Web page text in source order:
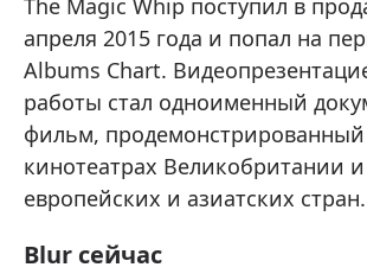
апреля 2015 года и попал на
Albums Chart.
работы стал одноименный
фильм,
кинотеатрах Великобритании и
европейских и азиатских стран.
Blur сейчас